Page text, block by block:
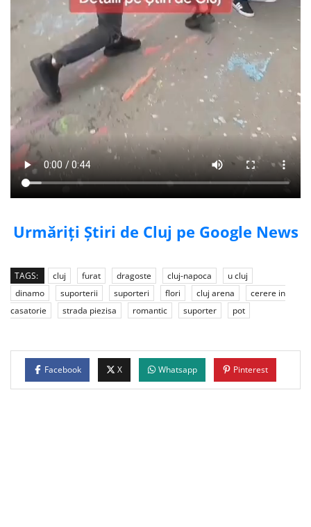
Urmăriți Știri de Cluj pe Google News
TAGS: cluj furat dragoste cluj-napoca
u cluj
dinamo
suporterii suporteri flori cluj arena
cerere in
casatorie
strada piezisa romantic suporter pot
Facebook X Whatsapp Pinterest